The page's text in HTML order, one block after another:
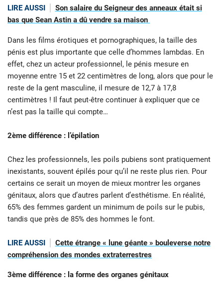
LIRE AUSSI
Son salaire du Seigneur des anneaux était si
bas que Sean Astin a dû vendre sa maison
Dans les films érotiques et pornographiques, la taille des
pénis est plus importante que celle d’hommes lambdas. En
effet, chez un acteur professionnel, le pénis mesure en
moyenne entre 15 et 22 centimètres de long, alors que pour le
reste de la gent masculine, il mesure de 12,7 à 17,8
centimètres ! Il faut peut-être continuer à expliquer que ce
n’est pas la taille qui compte…
2ème différence : l’épilation
Chez les professionnels, les poils pubiens sont pratiquement
inexistants, souvent épilés pour qu’il ne reste plus rien. Pour
certains ce serait un moyen de mieux montrer les organes
génitaux, alors que d’autres parlent d’esthétisme. En réalité,
65% des femmes gardent un minimum de poils sur le pubis,
tandis que près de 85% des hommes le font.
LIRE AUSSI
Cette étrange « lune géante » bouleverse notre
compréhension des mondes extraterrestres
3ème différence : la forme des organes génitaux